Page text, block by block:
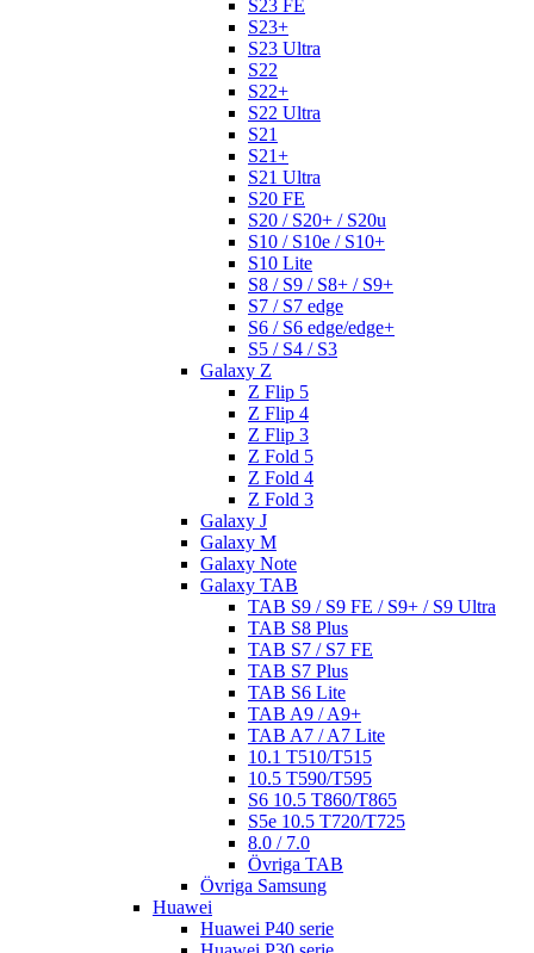
S23 FE
S23+
S23 Ultra
S22
S22+
S22 Ultra
S21
S21+
S21 Ultra
S20 FE
S20 / S20+ / S20u
S10 / S10e / S10+
S10 Lite
S8 / S9 / S8+ / S9+
S7 / S7 edge
S6 / S6 edge/edge+
S5 / S4 / S3
Galaxy Z
Z Flip 5
Z Flip 4
Z Flip 3
Z Fold 5
Z Fold 4
Z Fold 3
Galaxy J
Galaxy M
Galaxy Note
Galaxy TAB
TAB S9 / S9 FE / S9+ / S9 Ultra
TAB S8 Plus
TAB S7 / S7 FE
TAB S7 Plus
TAB S6 Lite
TAB A9 / A9+
TAB A7 / A7 Lite
10.1 T510/T515
10.5 T590/T595
S6 10.5 T860/T865
S5e 10.5 T720/T725
8.0 / 7.0
Övriga TAB
Övriga Samsung
Huawei
Huawei P40 serie